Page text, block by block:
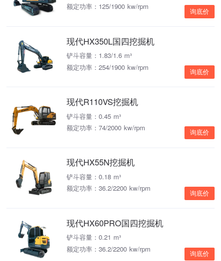
额定功率：125/1900 kw/rpm
询底价
现代HX350L国四挖掘机
铲斗容量：1.83/1.6 m³
额定功率：254/1900 kw/rpm
询底价
现代R110VS挖掘机
铲斗容量：0.45 m³
额定功率：74/2000 kw/rpm
询底价
现代HX55N挖掘机
铲斗容量：0.18 m³
额定功率：36.2/2200 kw/rpm
询底价
现代HX60PRO国四挖掘机
铲斗容量：0.21 m³
额定功率：36.2/2200 kw/rpm
询底价